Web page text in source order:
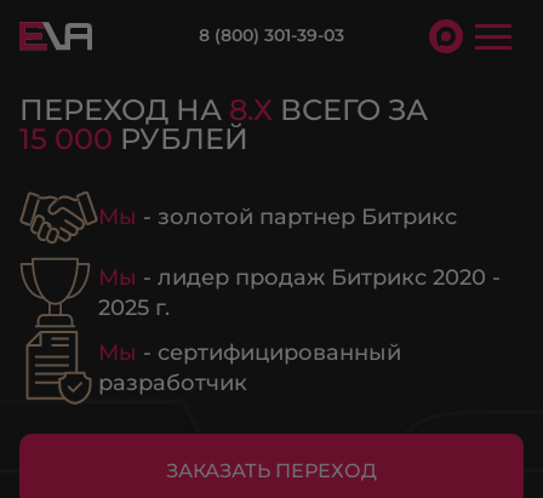
8 (800) 301-39-03
ПЕРЕХОД НА 8.Х ВСЕГО ЗА
15 000 РУБЛЕЙ
Мы - золотой партнер Битрикс
Мы - лидер продаж Битрикс 2020 -
2025 г.
Мы - сертифицированный
разработчик
ЗАКАЗАТЬ ПЕРЕХОД